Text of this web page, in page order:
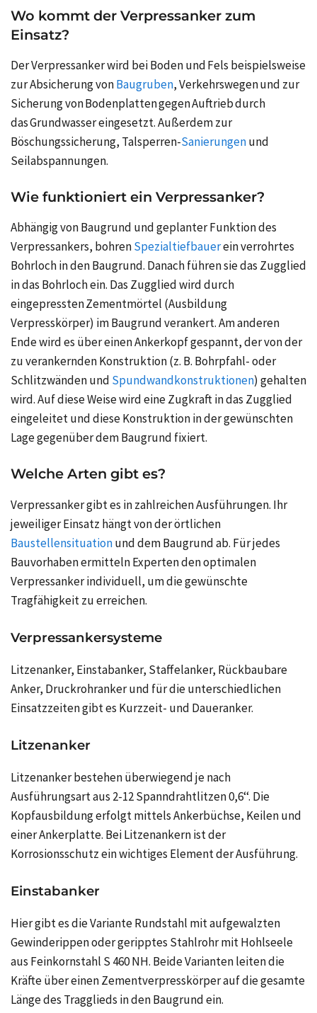
Wo kommt der Verpressanker zum
Einsatz?
Der Verpressanker wird bei Boden und Fels beispielsweise
zur Absicherung vonBaugruben, Verkehrswegen und zur
Sicherung von Bodenplatten gegen Auftrieb durch
das Grundwasser eingesetzt. Außerdem zur
Böschungssicherung, Talsperren-Sanierungenund
Seilabspannungen.
Wie funktioniert ein Verpressanker?
Abhängig von Baugrund und geplanter Funktion des
Verpressankers, bohrenSpezialtiefbauerein verrohrtes
Bohrloch in den Baugrund. Danach führen sie das Zugglied
in das Bohrloch ein. Das Zugglied wird durch
eingepressten Zementmörtel (Ausbildung
Verpresskörper) im Baugrund verankert. Am anderen
Ende wird es über einen Ankerkopf gespannt, der von der
zu verankernden Konstruktion (z. B. Bohrpfahl- oder
Schlitzwänden und Spundwandkonstruktionen) gehalten
wird. Auf diese Weise wird eine Zugkraft in das Zugglied
eingeleitet und diese Konstruktion in der gewünschten
Lage gegenüber dem Baugrund fixiert.
Welche Arten gibt es?
Verpressanker gibt es in zahlreichen Ausführungen. Ihr
jeweiliger Einsatz hängt von der örtlichen
Baustellensituationund dem Baugrund ab. Für jedes
Bauvorhaben ermitteln Experten den optimalen
Verpressanker individuell, um die gewünschte
Tragfähigkeit zu erreichen.
Verpressankersysteme
Litzenanker, Einstabanker, Staffelanker, Rückbaubare
Anker, Druckrohranker und für die unterschiedlichen
Einsatzzeiten gibt es Kurzzeit- und Daueranker.
Litzenanker
Litzenanker bestehen überwiegend je nach
Ausführungsart aus 2-12 Spanndrahtlitzen 0,6‘‘. Die
Kopfausbildung erfolgt mittels Ankerbüchse, Keilen und
einer Ankerplatte. Bei Litzenankern ist der
Korrosionsschutz ein wichtiges Element der Ausführung.
Einstabanker
Hier gibt es die Variante Rundstahl mit aufgewalzten
Gewinderippen oder geripptes Stahlrohr mit Hohlseele
aus Feinkornstahl S 460 NH. Beide Varianten leiten die
Kräfte über einen Zementverpresskörper auf die gesamte
Länge des Tragglieds in den Baugrund ein.